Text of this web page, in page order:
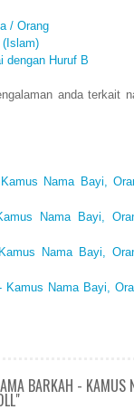
/ Orang
(Islam)
dengan Huruf B
anda terkait
Nama Bayi,
Nama Bayi,
Nama Bayi,
Kamus Nama Bayi,
BARKAH - KAMUS